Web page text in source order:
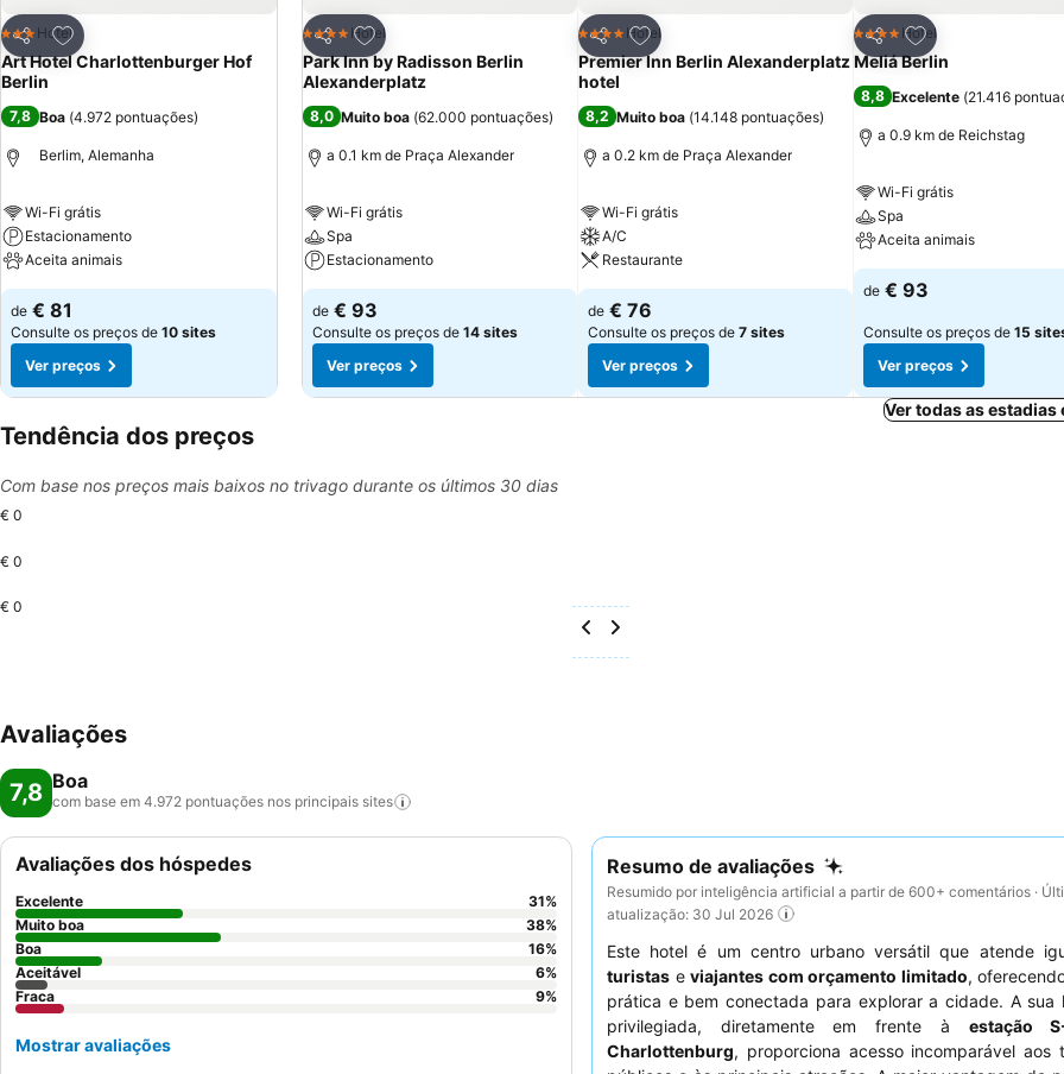
Partilhar
Adicionar aos favoritos
3 Estrelas
Hotel
Art Hotel Charlottenburger Hof
Berlin
7,8 Boa (4.972 pontuações)
Berlim, Alemanha
Wi-Fi grátis
Estacionamento
Aceita animais
de € 81
Consulte os preços de 10 sites
Ver preços
Partilhar
Adicionar aos favoritos
4 EstrelasHotel
Park Inn by Radisson Berlin
Alexanderplatz
8,0 Muito boa (62.000 pontuações)
a 0.1 km de Praça Alexander
Wi-Fi grátis
Spa
Estacionamento
de € 93
Consulte os preços de 14 sites
Ver preços
Partilhar
Adicionar aos favoritos
4 EstrelasHotel
Premier Inn Berlin Alexanderplatz
hotel
8,2 Muito boa (14.148 pontuações)
a 0.2 km de Praça Alexander
Wi-Fi grátis
A/C
Restaurante
de € 76
Consulte os preços de 7 sites
Ver preços
Partilhar
Adicionar aos
4 EstrelasHotel
Meliá Berlin
8,8 Excelente (21.416
a 0.9 km de Reichstag
Wi-Fi grátis
Spa
Aceita animais
de € 93
Consulte os preços de 15
Ver preços
Ver todas as estadias
Tendência dos preços
Com base nos preços mais baixos no trivago durante os últimos 30 dias
€ 0
€ 0
€ 0
Avaliações
7,8 Boa
com base em 4.972 pontuações nos principais sites
Resumo de avaliações
Resumido por inteligência artificial a partir de 600+ comentários ·
atualização: 30 Jul 2026
Este hotel é um centro urbano versátil que atende
turistas e viajantes com orçamento limitado,
prática e bem conectada para explorar a cidade. A sua
privilegiada, diretamente em frente à estação
Charlottenburg, proporciona acesso incomparável aos
Avaliações dos hóspedes
Excelente 31%
Muito boa
38%
Boa
16%
Aceitável
6%
Fraca
9%
Mostrar avaliações